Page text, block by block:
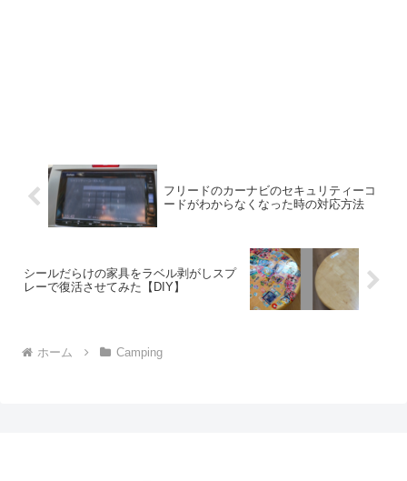
フリードのカーナビのセキュリティーコ
ードがわからなくなった時の対応方法
シールだらけの家具をラベル剥がしスプ
レーで復活させてみた【DIY】
ホーム Camping